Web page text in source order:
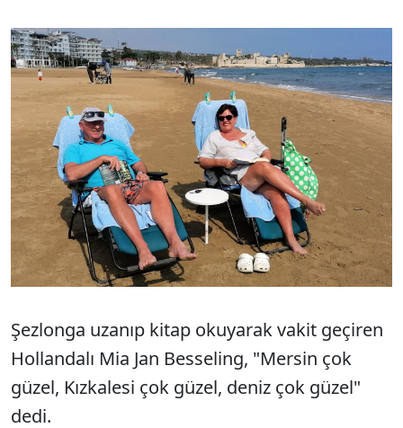
Şezlonga uzanıp kitap okuyarak vakit geçiren
Hollandalı Mia Jan Besseling, "Mersin çok
güzel, Kızkalesi çok güzel, deniz çok güzel"
dedi.